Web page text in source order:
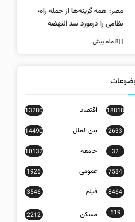
مصر: همه گزینه‌ها از جمله راه‌حل
نظامی را درمورد سد النهضه
بررسی می‌کنیم
8 ماه پیش
18818 اقتصاد 13280
2633 بین الملل 14490
32 جامعه 10132
7584 عمومی 1926
8464 فیلم 3546
519 مسکن 2212